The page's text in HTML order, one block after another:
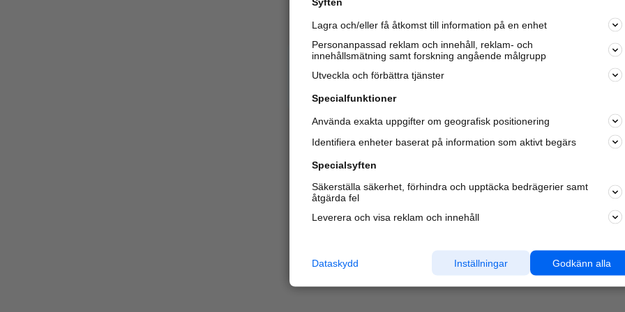
Varje vecka besöker du och 4 miljonerandra härliga
oss för att hitta rätt lokal information om företag,
Lagra och/eller få åtkomst till information på en enhet
Personanpassad reklam och innehåll, reklam- och
innehållsmätning samt forskning angående målgrupp
Utveckla och förbättra tjänster
Specialfunktioner
Använda exakta uppgifter om geografisk positionering
Identifiera enheter baserat på information som aktivt begärs
Specialsyften
Säkerställa säkerhet, förhindra och upptäcka bedrägerier samt
åtgärda fel
Leverera och visa reklam och innehåll
Godkänn alla
Inställningar
Dataskydd